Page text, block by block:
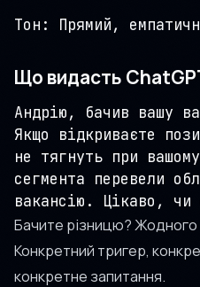
Тон: Прямий,
Що видасть
Андрію, бачив вашу
Якщо відкриваєте
не тягнуть при
сегмента перевели
вакансію. Цікаво, чи
Бачите різницю? Жодного
Конкретний тригер,
конкретне запитання.